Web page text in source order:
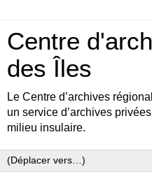
Centre
des Îles
Le Centre d’archives
un service d’archives
milieu insulaire.